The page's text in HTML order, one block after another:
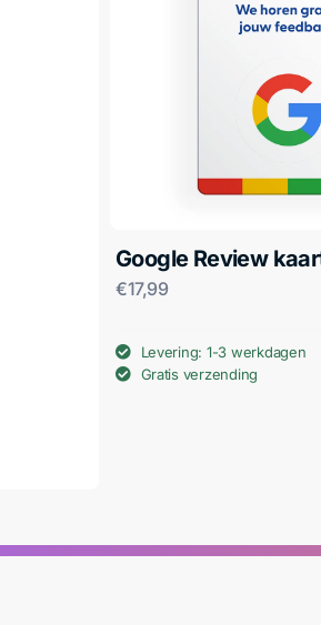
Google Review
€17,99
Levering: 1-3 werkdagen
Gratis verzending